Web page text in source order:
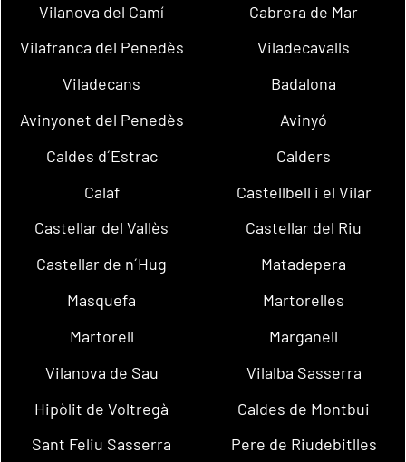
Vilanova del Camí
Cabrera de Mar
Vilafranca del Penedès
Viladecavalls
Viladecans
Badalona
Avinyonet del Penedès
Avinyó
Caldes d´Estrac
Calders
Calaf
Castellbell i el Vilar
Castellar del Vallès
Castellar del Riu
Castellar de n´Hug
Matadepera
Masquefa
Martorelles
Martorell
Marganell
Vilanova de Sau
Vilalba Sasserra
Hipòlit de Voltregà
Caldes de Montbui
Sant Feliu Sasserra
Pere de Riudebitlles